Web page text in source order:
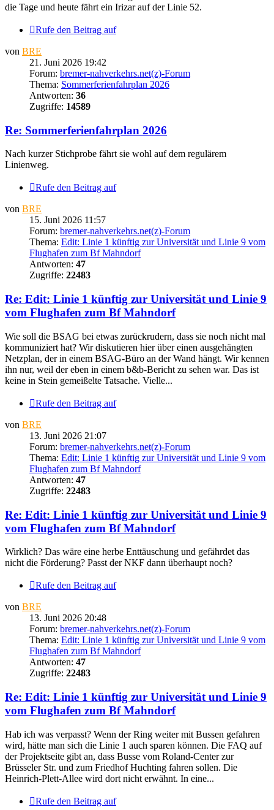
die Tage und heute fährt ein Irizar auf der Linie 52.
Rufe den Beitrag auf
von BRE
21. Juni 2026 19:42
Forum: bremer-nahverkehrs.net(z)-Forum
Thema: Sommerferienfahrplan 2026
Antworten: 36
Zugriffe: 14589
Re: Sommerferienfahrplan 2026
Nach kurzer Stichprobe fährt sie wohl auf dem regulärem
Linienweg.
Rufe den Beitrag auf
von BRE
15. Juni 2026 11:57
Forum: bremer-nahverkehrs.net(z)-Forum
Thema: Edit: Linie 1 künftig zur Universität und Linie 9 vom
Flughafen zum Bf Mahndorf
Antworten: 47
Zugriffe: 22483
Re: Edit: Linie 1 künftig zur Universität und Linie 9
vom Flughafen zum Bf Mahndorf
Wie soll die BSAG bei etwas zurückrudern, dass sie noch nicht mal
kommuniziert hat? Wir diskutieren hier über einen ausgehängten
Netzplan, der in einem BSAG-Büro an der Wand hängt. Wir kennen
ihn nur, weil der eben in einem b&b-Bericht zu sehen war. Das ist
keine in Stein gemeißelte Tatsache. Vielle...
Rufe den Beitrag auf
von BRE
13. Juni 2026 21:07
Forum: bremer-nahverkehrs.net(z)-Forum
Thema: Edit: Linie 1 künftig zur Universität und Linie 9 vom
Flughafen zum Bf Mahndorf
Antworten: 47
Zugriffe: 22483
Re: Edit: Linie 1 künftig zur Universität und Linie 9
vom Flughafen zum Bf Mahndorf
Wirklich? Das wäre eine herbe Enttäuschung und gefährdet das
nicht die Förderung? Passt der NKF dann überhaupt noch?
Rufe den Beitrag auf
von BRE
13. Juni 2026 20:48
Forum: bremer-nahverkehrs.net(z)-Forum
Thema: Edit: Linie 1 künftig zur Universität und Linie 9 vom
Flughafen zum Bf Mahndorf
Antworten: 47
Zugriffe: 22483
Re: Edit: Linie 1 künftig zur Universität und Linie 9
vom Flughafen zum Bf Mahndorf
Hab ich was verpasst? Wenn der Ring weiter mit Bussen gefahren
wird, hätte man sich die Linie 1 auch sparen können. Die FAQ auf
der Projektseite gibt an, dass Busse vom Roland-Center zur
Brüsseler Str. und zum Friedhof Huchting fahren sollen. Die
Heinrich-Plett-Allee wird dort nicht erwähnt. In eine...
Rufe den Beitrag auf